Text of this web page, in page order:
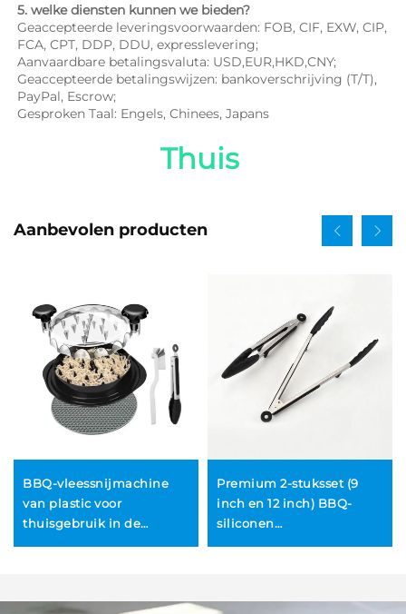
5. welke diensten kunnen we bieden?
Geaccepteerde leveringsvoorwaarden: FOB, CIF, EXW, CIP,
FCA, CPT, DDP, DDU, expresslevering;
Aanvaardbare betalingsvaluta: USD,EUR,HKD,CNY;
Geaccepteerde betalingswijzen: bankoverschrijving (T/T),
PayPal, Escrow;
Gesproken Taal: Engels, Chinees, Japans
Thuis
Aanbevolen producten
BBQ-vleessnijmachine
van plastic voor
thuisgebruik in de
en kip; multifunctioneel,
Premium 2-stuksset (9
inch en 12 inch) BBQ-
siliconen
vergrendelbare kop